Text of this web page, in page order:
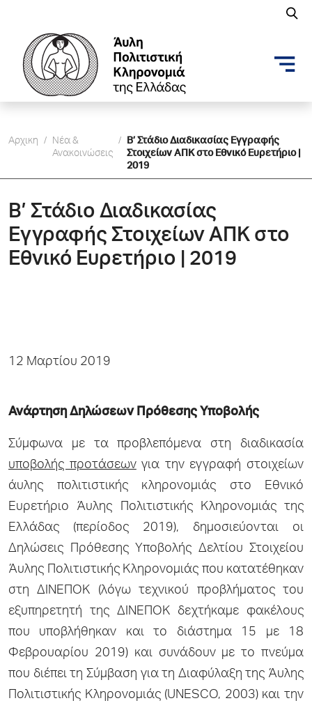
Αρχικη /
Νέα &
Ανακοινώσεις
/
Β’ Στάδιο Διαδικασίας Εγγραφής
Στοιχείων ΑΠΚ στο Εθνικό Ευρετήριο |
2019
Β’ Στάδιο Διαδικασίας
Εγγραφής Στοιχείων ΑΠΚ στο
Εθνικό Ευρετήριο | 2019
12 Μαρτίου 2019
Ανάρτηση Δηλώσεων Πρόθεσης Υποβολής
Σύμφωνα με τα προβλεπόμενα στη διαδικασία
υποβολής προτάσεωνγια την εγγραφή στοιχείων
άυλης πολιτιστικής κληρονομιάς στο Εθνικό
Ευρετήριο Άυλης Πολιτιστικής Κληρονομιάς της
Ελλάδας (περίοδος 2019), δημοσιεύονται οι
Δηλώσεις Πρόθεσης Υποβολής Δελτίου Στοιχείου
Άυλης Πολιτιστικής Κληρονομιάς που κατατέθηκαν
στη ΔΙΝΕΠΟΚ (λόγω τεχνικού προβλήματος του
εξυπηρετητή της ΔΙΝΕΠΟΚ δεχτήκαμε φακέλους
που υποβλήθηκαν και το διάστημα 15 με 18
Φεβρουαρίου 2019) και συνάδουν με το πνεύμα
που διέπει τη Σύμβαση για τη Διαφύλαξη της Άυλης
Πολιτιστικής Κληρονομιάς (UNESCO, 2003) και την